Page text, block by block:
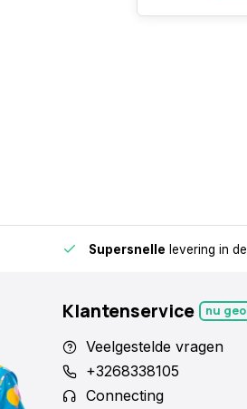
Supersnelle levering in
Klantenservice nu
Veelgestelde vragen
+3268338105
Connecting